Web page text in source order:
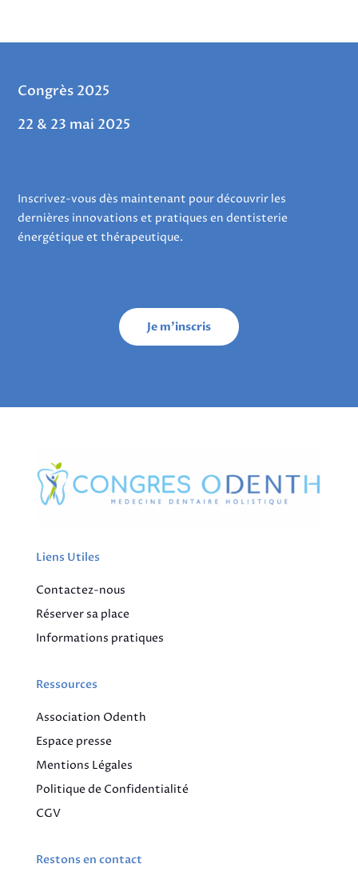
Congrès 2025
22 & 23 mai 2025
Inscrivez-vous dès maintenant pour découvrir les
dernières innovations et pratiques en dentisterie
énergétique et thérapeutique.
Je m'inscris
Liens Utiles
Contactez-nous
Réserver sa place
Informations pratiques
Ressources
Association Odenth
Espace presse
Mentions Légales
Politique de Confidentialité
CGV
Restons en contact